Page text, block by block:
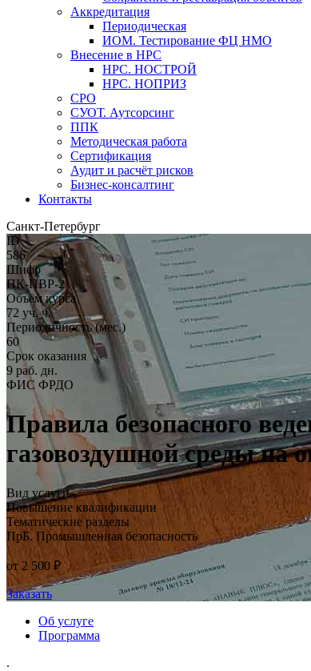
Аккредитация
Периодическая
ИОМ. Тестирование ФЦ НМО
Внесение в НРС
НРС. НОСТРОЙ
НРС. НОПРИЗ
СРО
СУОТ. Аутсорсинг
ППК
Методическая работа
Сертификация
Аудит и расчёт рисков
Бизнес-консалтинг
Контакты
Санкт-Петербург
ID
586
Шифр
ПК-ПВР-2
Объём курса
72 уч. ч.
Периодичность (мес.)
60
Срок оказания
9 раб. дн.
ФИС ФРДО
Правила безопасного
газовоздушной среды на
Вид услуги
Повышение квалификации
Тематические разделы
ПрБ. Промышленная безопасность
от 2 500 ₽
Заказать
Об услуге
Программа
.